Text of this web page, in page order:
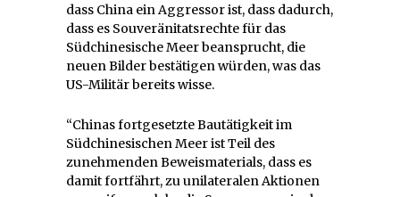
dass China ein Aggressor ist, dass dadurch,
dass es Souveränitatsrechte für das
Südchinesische Meer beansprucht, die
neuen Bilder bestätigen würden, was das
US-Militär bereits wisse.
“Chinas fortgesetzte Bautätigkeit im
Südchinesischen Meer ist Teil des
zunehmenden Beweismaterials, dass es
damit fortfährt, zu unilateralen Aktionen